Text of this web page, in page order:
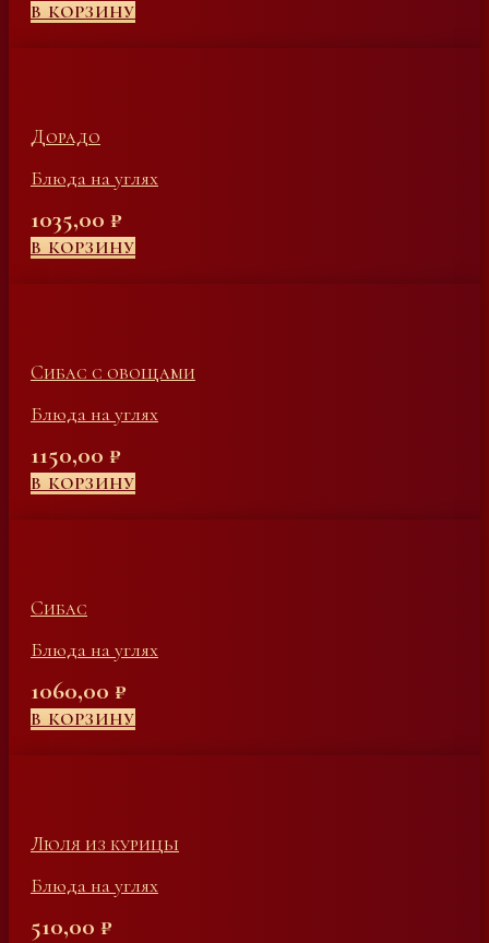
В КОРЗИНУ
Дорадо
Блюда на углях
1035,00 ₽
В КОРЗИНУ
Сибас с овощами
Блюда на углях
1150,00 ₽
В КОРЗИНУ
Сибас
Блюда на углях
1060,00 ₽
В КОРЗИНУ
Люля из курицы
Блюда на углях
510,00 ₽